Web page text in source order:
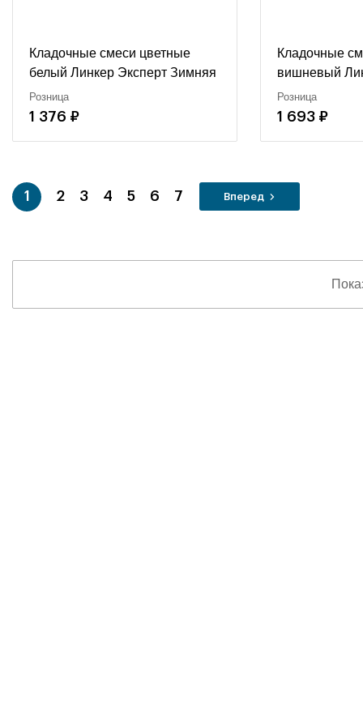
Кладочные смеси цветные
белый Линкер Эксперт Зимняя
серия белый, 50 кг
Розница
1 376 ₽
Кладочные
вишневый
вишневый, 50
Розница
1 693 ₽
1 2 3 4 5 6 7 Вперед